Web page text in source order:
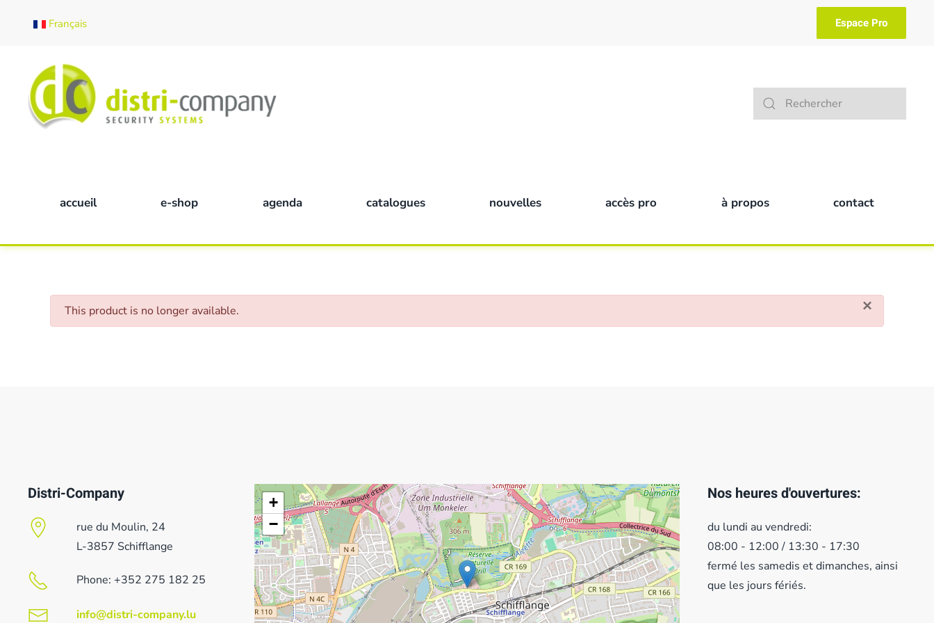
Français Espace Pro
accueil e-shop agenda catalogues nouvelles accès pro à propos contact
×
danger
This product is no longer available.
Distri-Company
rue du Moulin, 24
L-3857 Schifflange
Phone: +352 275 182 25
info@distri-company.lu
+
−
Nos heures d'ouvertures:
du lundi au vendredi:
08:00 - 12:00 / 13:30 - 17:30
fermé les samedis et dimanches, ainsi
que les jours fériés.